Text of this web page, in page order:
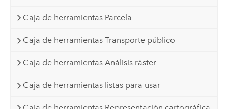
Caja de herramientas Parcela
Caja de herramientas Transporte público
Caja de herramientas Análisis ráster
Caja de herramientas listas para usar